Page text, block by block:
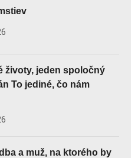
životy, jeden spoločný
To jediné, čo nám
a muž, na ktorého by